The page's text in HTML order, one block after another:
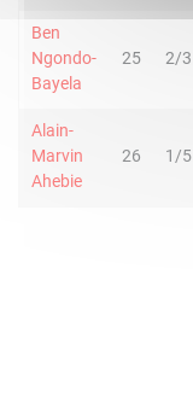
Ben
Ngondo-
Bayela
25 2/3
Alain-
Marvin
Ahebie
26 1/5